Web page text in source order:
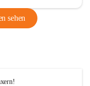
sehen